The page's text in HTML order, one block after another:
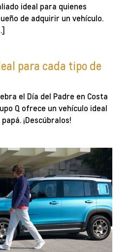
ideal para quienes
de adquirir un vehículo.
para cada tipo de
el Día del Padre en Costa
Q ofrece un vehículo ideal
¡Descúbralos!